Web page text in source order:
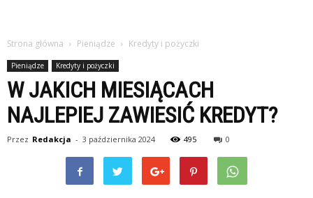
Strona główna Pieniądze Kredyty i pożyczki
Pieniądze Kredyty i pożyczki
W JAKICH MIESIĄCACH
NAJLEPIEJ ZAWIESIĆ KREDYT?
Przez Redakcja - 3 października 2024 495 0